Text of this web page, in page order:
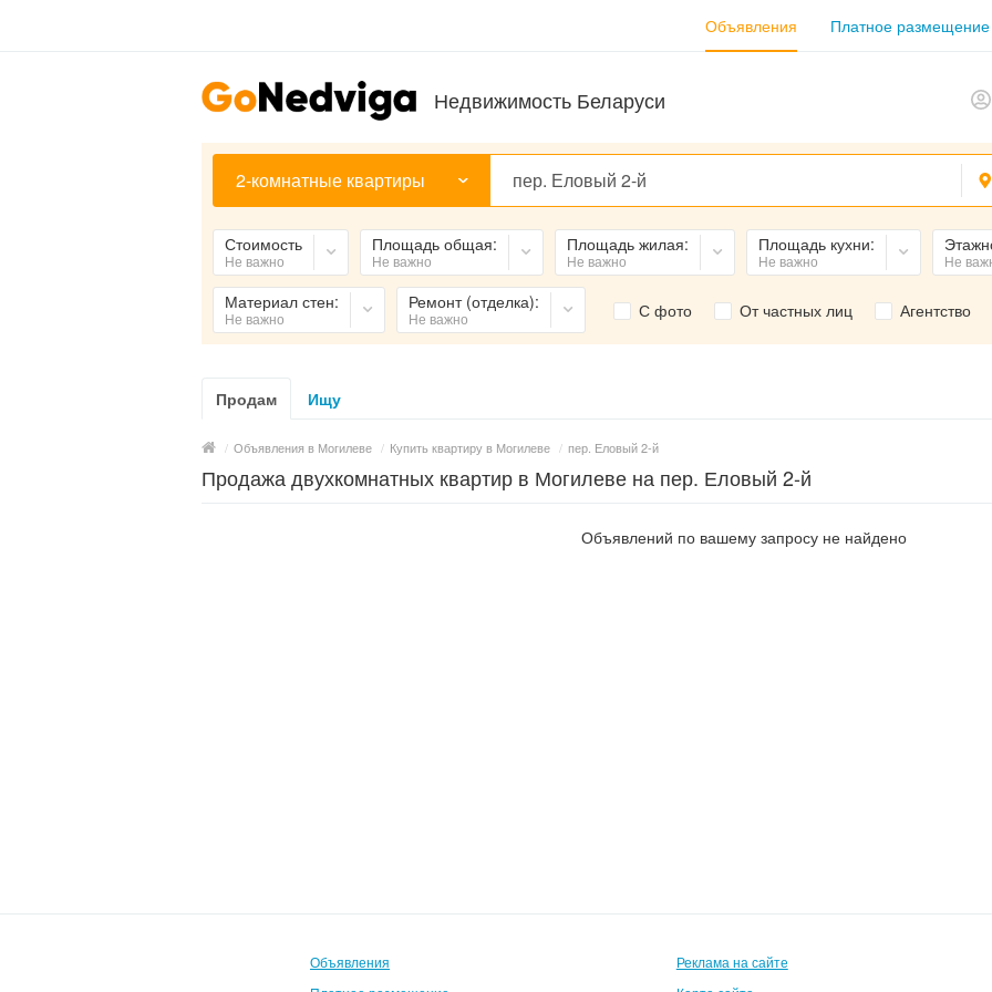
Объявления Платное размещение
Недвижимость Беларуси
2-комнатные квартиры
Стоимость
Не важно
Площадь общая:
Не важно
Площадь жилая:
Не важно
Площадь кухни:
Не важно Не
Материал стен:
Не важно
Ремонт (отделка):
Не важно С фото От частных лиц Агентство
Продам Ищу
/ Объявления в Могилеве / Купить квартиру в Могилеве / пер. Еловый 2-й
Продажа двухкомнатных квартир в Могилеве на пер. Еловый 2-й
Объявлений по вашему запросу не найдено
Объявления
Реклама на сайте